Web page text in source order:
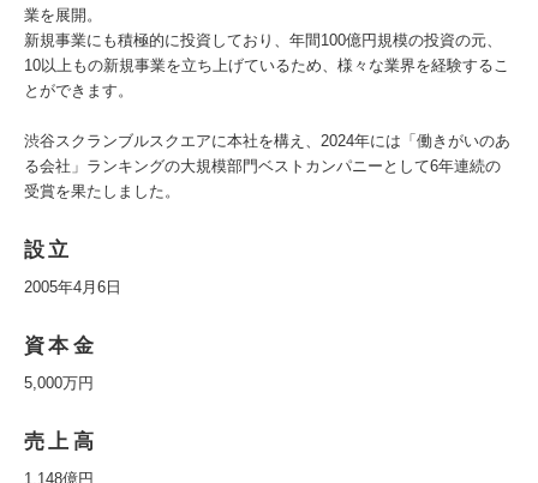
業を展開。
新規事業にも積極的に投資しており、年間100億円規模の投資の元、
10以上もの新規事業を立ち上げているため、様々な業界を経験するこ
とができます。
渋谷スクランブルスクエアに本社を構え、2024年には「働きがいのあ
る会社」ランキングの大規模部門ベストカンパニーとして6年連続の
受賞を果たしました。
設立
2005年4月6日
資本金
5,000万円
売上高
1,148億円